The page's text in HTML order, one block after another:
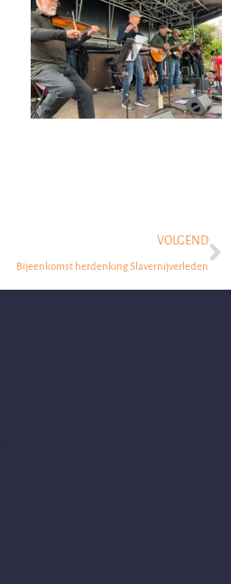
VOLGEND
Bijeenkomst herdenking Slavernijverleden